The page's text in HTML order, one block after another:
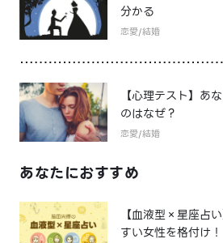
分かる
恋愛/結婚
【心理テスト】あ
のはなぜ？
恋愛/結婚
あなたにおすすめ
【血液型×星座占
すい女性を格付け！